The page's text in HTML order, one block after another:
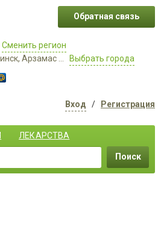
Сменить регион
Арзамас ...
Выбрать города
Обратная связь
Вход / Регистрация
ЛЕКАРСТВА
Поиск